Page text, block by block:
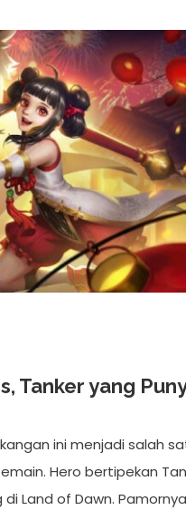
Tanker yang
ini menjadi salah
Hero bertipekan
Land of Dawn.